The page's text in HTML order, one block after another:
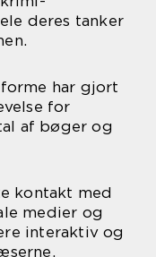
deres tanker
har gjort
for
af bøger og
kontakt med
medier og
interaktiv og